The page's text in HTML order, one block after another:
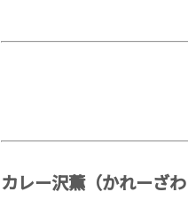
カレー沢薫（かれーざわ